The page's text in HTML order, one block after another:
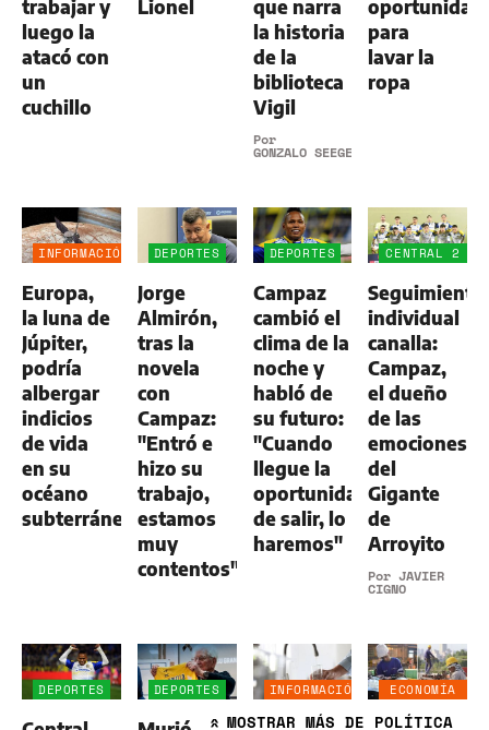
trabajar y
luego la
atacó con
un
cuchillo
Lionel
que narra
la historia
de la
biblioteca
Vigil
Por
GONZALO SEEGER
oportunidad
para
lavar la
ropa
INFORMACIÓN
Europa,
la luna de
Júpiter,
podría
albergar
indicios
de vida
en su
océano
subterráneo
DEPORTES
Jorge
Almirón,
tras la
novela
con
Campaz:
"Entró e
hizo su
trabajo,
estamos
muy
contentos"
DEPORTES
Campaz
cambió el
clima de la
noche y
habló de
su futuro:
"Cuando
llegue la
oportunidad
de salir, lo
haremos"
CENTRAL 2
ALDOSIVI
1
Seguimiento
individual
canalla:
Campaz,
el dueño
de las
emociones
del
Gigante
de
Arroyito
PorJAVIER
CIGNO
DEPORTES DEPORTES
INFORMACIÓN
ECONOMÍA
» MOSTRAR MÁS DE POLÍTICA